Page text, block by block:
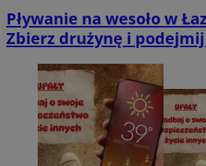
Pływanie na wesoło w
Zbierz drużynę i